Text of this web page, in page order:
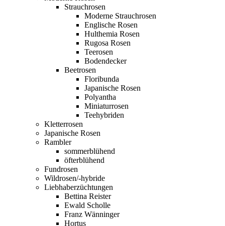
Strauchrosen
Moderne Strauchrosen
Englische Rosen
Hulthemia Rosen
Rugosa Rosen
Teerosen
Bodendecker
Beetrosen
Floribunda
Japanische Rosen
Polyantha
Miniaturrosen
Teehybriden
Kletterrosen
Japanische Rosen
Rambler
sommerblühend
öfterblühend
Fundrosen
Wildrosen/-hybride
Liebhaberzüchtungen
Bettina Reister
Ewald Scholle
Franz Wänninger
Hortus